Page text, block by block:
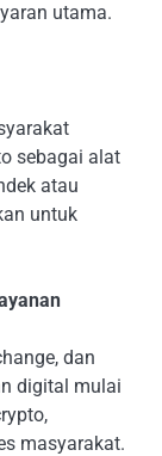
utama.
sebagai alat
atau
untuk
dan
digital mulai
masyarakat.